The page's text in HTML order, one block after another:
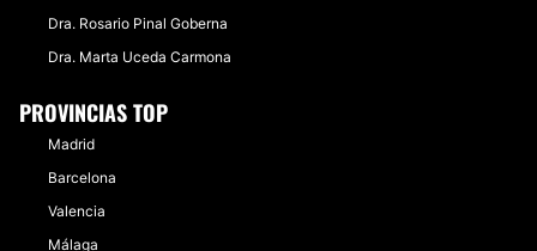
Dra. Rosario Pinal Goberna
Dra. Marta Uceda Carmona
PROVINCIAS TOP
Madrid
Barcelona
Valencia
Málaga